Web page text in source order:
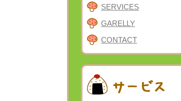
SERVICES
GARELLY
CONTACT